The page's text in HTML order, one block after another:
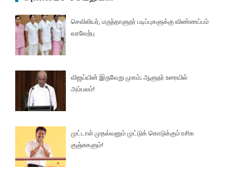
செவிலியர், மருந்தாளுநர் படிப்புகளுக்கு விண்ணப்பம்
வரவேற்பு
விஜய்யின் இருவேறு முகம்; ஆளுநர் உரையில்
அம்பலம்!
முட்டாள் முதல்வனும் முட்டுக் கொடுக்கும் ரசிக
குஞ்சுகளும்!